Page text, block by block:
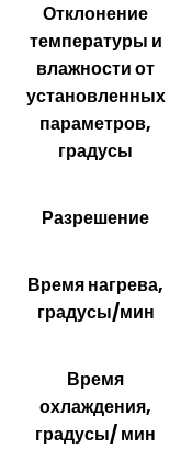
Отклонение
температуры и
влажности от
установленных
параметров,
градусы
Разрешение
Время нагрева,
градусы/мин
Время
охлаждения,
градусы/ мин